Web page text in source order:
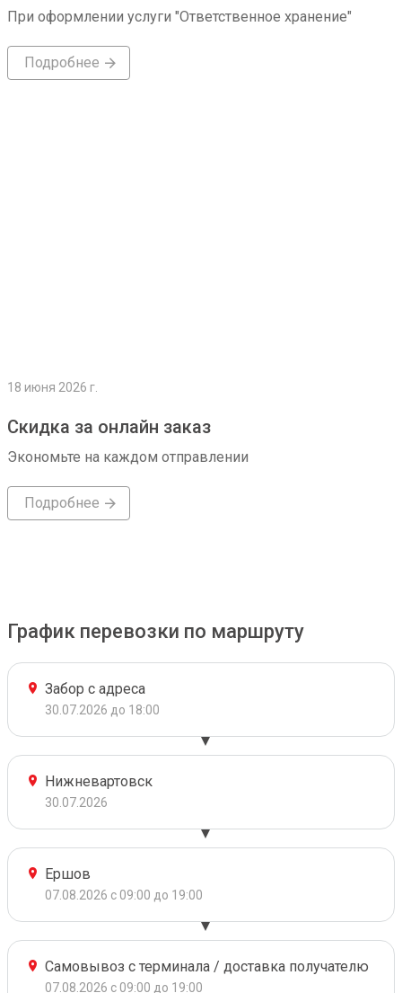
При оформлении услуги "Ответственное хранение"
Подробнее
18 июня 2026 г.
Скидка за онлайн заказ
Экономьте на каждом отправлении
Подробнее
График перевозки по маршруту
Забор с адреса
30.07.2026 до 18:00
Нижневартовск
30.07.2026
Ершов
07.08.2026 с 09:00 до 19:00
Самовывоз с терминала / доставка получателю
07.08.2026 с 09:00 до 19:00